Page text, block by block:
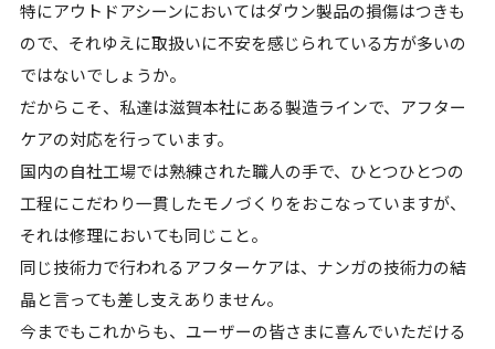
特にアウトドアシーンにおいてはダウン製品の損傷はつきも
ので、それゆえに取扱いに不安を感じられている方が多いの
ではないでしょうか。
だからこそ、私達は滋賀本社にある製造ラインで、アフター
ケアの対応を行っています。
国内の自社工場では熟練された職人の手で、ひとつひとつの
工程にこだわり一貫したモノづくりをおこなっていますが、
それは修理においても同じこと。
同じ技術力で行われるアフターケアは、ナンガの技術力の結
晶と言っても差し支えありません。
今までもこれからも、ユーザーの皆さまに喜んでいただける